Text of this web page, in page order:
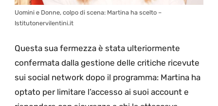
Uomini e Donne, colpo di scena: Martina ha scelto –
Istitutonervilentini.it
Questa sua fermezza è stata ulteriormente
confermata dalla gestione delle critiche ricevute
sui social network dopo il programma: Martina ha
optato per limitare l’accesso ai suoi account e